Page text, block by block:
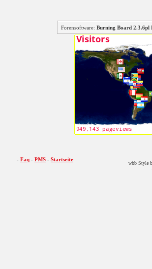
Forensoftware: Burning Board
- Faq - PMS - Startseite
wbb Style